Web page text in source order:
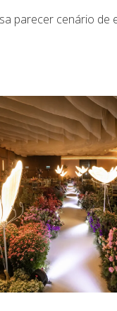
parecer cenário de